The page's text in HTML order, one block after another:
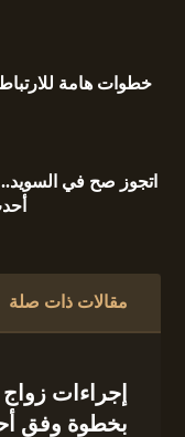
خطوات هامة
اتجوز صح في السويد..
مقالات ذات صلة
إجراءات
بخطوة وفق